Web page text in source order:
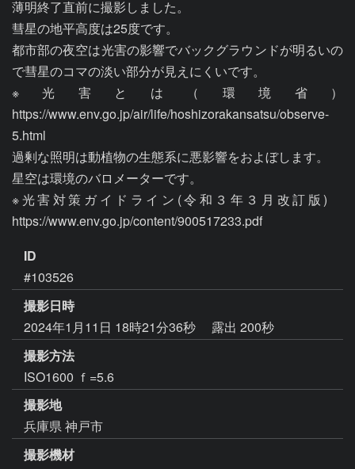
薄明終了直前に撮影しました。
彗星の地平高度は25度です。
都市部の夜空は光害の影響でバックグラウンドが明るいの
で彗星のコマの淡い部分が見えにくいです。
※光害とは（環境省）
https://www.env.go.jp/air/life/hoshizorakansatsu/observe-
5.html
過剰な照明は動植物の生態系に悪影響をおよぼします。
星空は環境のバロメーターです。
※光害対策ガイドライン(令和３年３月改訂版)
ID
#103526
撮影日時
2024年1月11日 18時21分36秒
露出 200秒
撮影方法
ISO1600 ｆ=5.6
撮影地
兵庫県 神戸市
撮影機材